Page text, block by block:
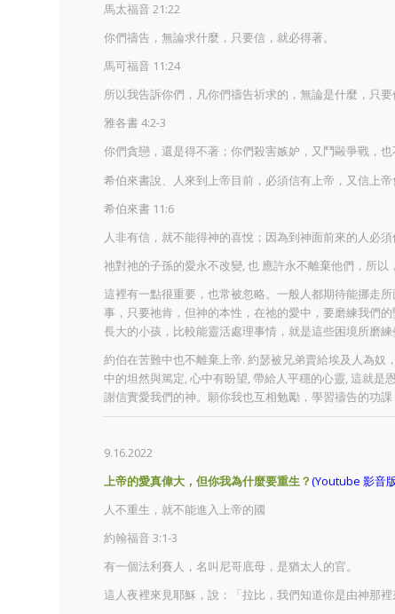
馬太福音 21:22
你們禱告，無論求什麼，只要信，就必得著。
馬可福音 11:24
所以我告訴你們，凡你們禱告祈求的，無論是什麼，只要
雅各書 4:2-3
你們貪戀，還是得不著；你們殺害嫉妒，又鬥毆爭戰，
希伯來書說、人來到上帝目前，必須信有上帝，又信上
希伯來書 11:6
人非有信，就不能得神的喜悅；因為到神面前來的人必
祂對祂的子孫的愛永不改變, 也 應許永不離棄他們，所
這裡有一點很重要，也常被忽略。一般人都期待能挪走
事，只要祂肯，但神的本性，在祂的愛中，要磨練我們
長大的小孩，比較能靈活處理事情，就是這些困境所磨練
約伯在苦難中也不離棄上帝. 約瑟被兄弟賣給埃及人為
中的坦然與篤定, 心中有盼望, 帶給人平穩的心靈, 這就
謝信實愛我們的神。願你我也互相勉勵，學習禱告的功
9.16.2022
上帝的愛真偉大，但你我為什麼要重生？(Youtube 影音
人不重生，就不能進入上帝的國
約翰福音 3:1-3
有一個法利賽人，名叫尼哥底母，是猶太人的官。
這人夜裡來見耶穌，說：「拉比，我們知道你是由神那